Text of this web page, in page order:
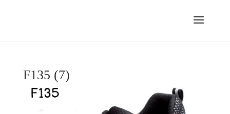
F135 (7)